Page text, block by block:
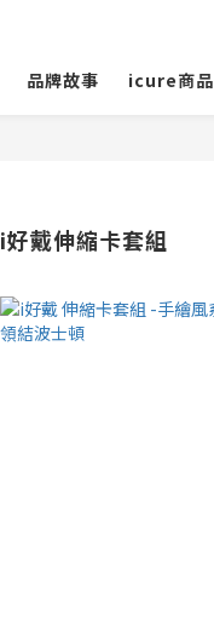
品牌故事 icure商品
i好戴伸縮卡套組